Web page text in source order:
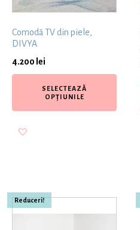
Comodă TV din piele,
DIVYA
4.200 lei
SELECTEAZĂ
OPȚIUNILE
Reduceri!